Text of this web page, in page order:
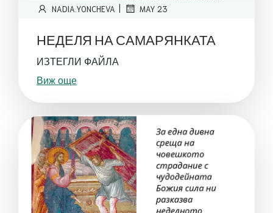
NADIA.YONCHEVA | MAY 23
НЕДЕЛЯ НА САМАРЯНКАТА
ИЗТЕГЛИ ФАЙЛА
Виж още